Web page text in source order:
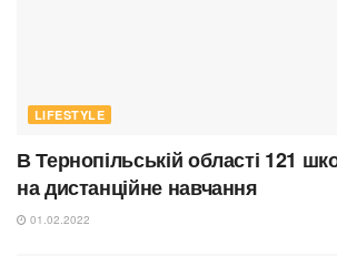
LIFESTYLE
В Тернопільській області 121
на дистанційне навчання
01.02.2022